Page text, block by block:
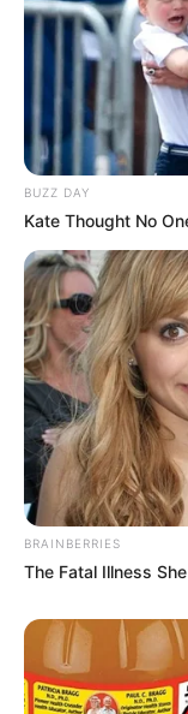
BUZZ DAY
Kate Thought No
BRAINBERRIES
The Fatal Illness